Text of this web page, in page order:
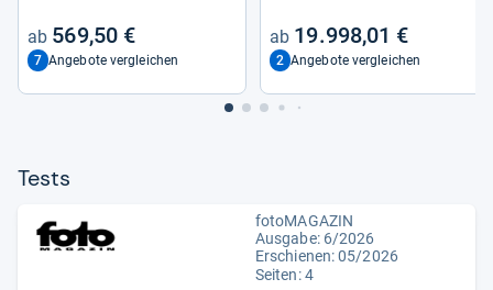
569,50 €
7 Angebote vergleichen
19.998,01 €
2 Angebote vergleichen
Tests
fotoMAGAZIN
Ausgabe: 6/2026
Erschienen:05/2026
Seiten: 4